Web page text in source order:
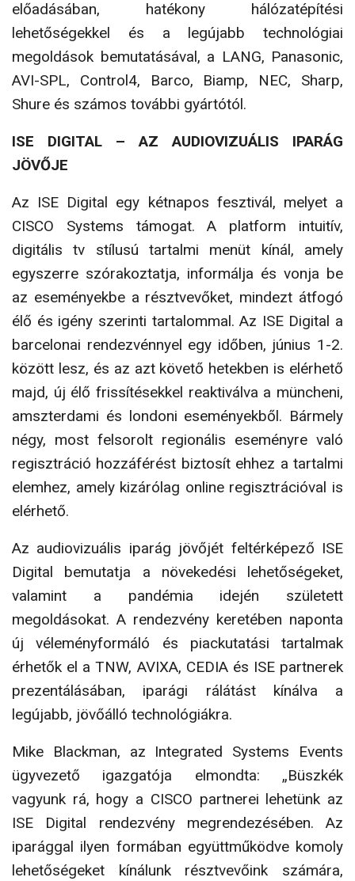
előadásában, hatékony hálózatépítési
lehetőségekkel és a legújabb technológiai
megoldások bemutatásával, a LANG, Panasonic,
AVI-SPL, Control4, Barco, Biamp, NEC, Sharp,
Shure és számos további gyártótól.
ISE DIGITAL – AZ AUDIOVIZUÁLIS IPARÁG
JÖVŐJE
Az ISE Digital egy kétnapos fesztivál, melyet a
CISCO Systems támogat. A platform intuitív,
digitális tv stílusú tartalmi menüt kínál, amely
egyszerre szórakoztatja, informálja és vonja be
az eseményekbe a résztvevő­ket, mindezt átfogó
élő és igény szerinti tartalommal. Az ISE Digital a
barcelonai rendezvénnyel egy időben, június 1-2.
között lesz, és az azt követő hetekben is elérhető
majd, új élő frissítésekkel reaktiválva a mün­cheni,
amszterdami és londoni eseményekből. Bár­mely
négy, most felsorolt regionális eseményre való
regisztráció hozzáférést biztosít ehhez a tartalmi
elem­hez, amely kizárólag online regisztrációval is
elérhető.
Az audiovizuális iparág jövőjét feltérképező ISE
Digital bemutatja a növekedési lehetőségeket,
valamint a pandémia idején született
megoldásokat. A rendez­vény keretében naponta
új véleményformáló és piac­kutatási tartalmak
érhetők el a TNW, AVIXA, CEDIA és ISE partnerek
prezentálásában, iparági rálátást kínálva a
legújabb, jövőálló technológiákra.
Mike Blackman, az Integrated Systems Events
ügyve­zető igazgatója elmondta: „Büszkék
vagyunk rá, hogy a CISCO partnerei lehetünk az
ISE Digital rendezvény megrendezésében. Az
iparággal ilyen formában együttműködve komoly
lehetőségeket kínálunk résztvevőink számára,